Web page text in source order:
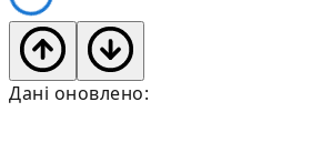
Дані оновлено: